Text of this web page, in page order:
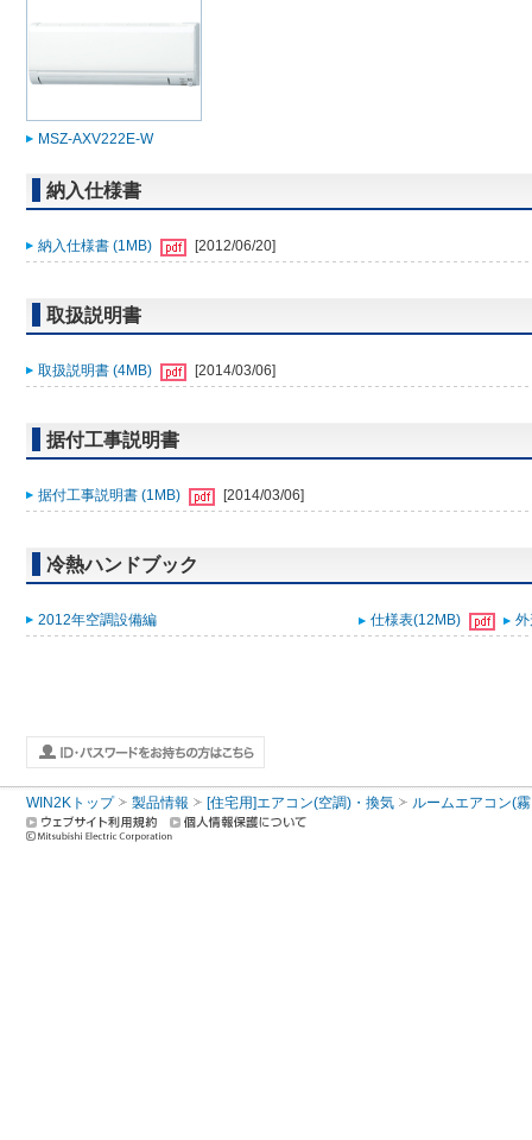
MSZ-AXV222E-W
納入仕様書
納入仕様書 (1MB) [2012/06/20]
取扱説明書
取扱説明書 (4MB) [2014/03/06]
据付工事説明書
据付工事説明書 (1MB) [2014/03/06]
冷熱ハンドブック
2012年空調設備編 仕様表(12MB)
WIN2Kトップ 製品情報 [住宅用]エアコン(空調)・換気 ルームエアコン(